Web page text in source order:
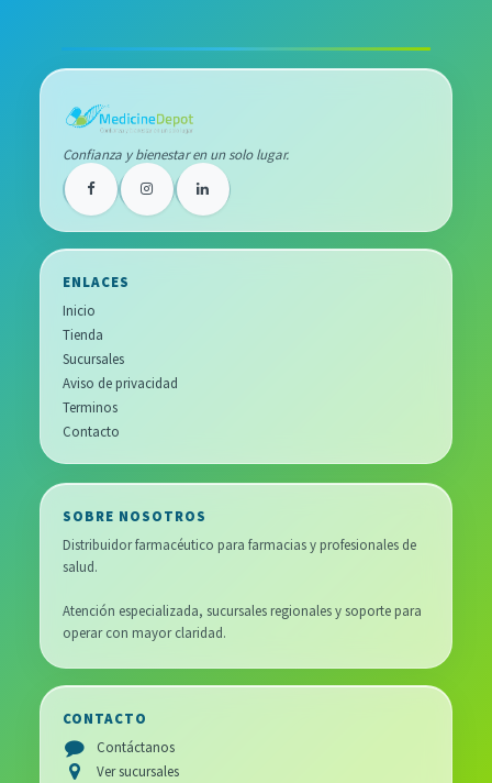
Confianza y bienestar en un solo lugar.
ENLACES
Inicio
Tienda
Sucursales
Aviso de privacidad
Terminos
Contacto
SOBRE NOSOTROS
Distribuidor farmacéutico para farmacias y profesionales de
salud.
Atención especializada, sucursales regionales y soporte para
operar con mayor claridad.
CONTACTO
Contáctanos
Ver sucursales